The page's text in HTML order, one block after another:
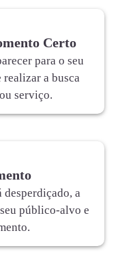
Certo
para o seu
a busca
serviço.
a
público-alvo e